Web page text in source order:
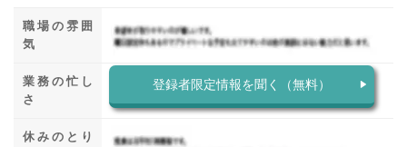
職場の雰囲
気
業務の忙し
さ
休みのとり
登録者限定情報を聞く（無料）